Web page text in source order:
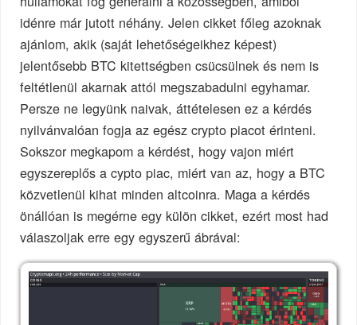
idénre már jutott néhány. Jelen cikket főleg azoknak
ajánlom, akik (saját lehetőségeikhez képest)
jelentősebb BTC kitettségben csücsülnek és nem is
feltétlenül akarnak attól megszabadulni egyhamar.
Persze ne legyünk naivak, áttételesen ez a kérdés
nyilvánvalóan fogja az egész crypto piacot érinteni.
Sokszor megkapom a kérdést, hogy vajon miért
egyszereplős a cypto piac, miért van az, hogy a BTC
közvetlenül kihat minden altcoinra. Maga a kérdés
önállóan is megérne egy külön cikket, ezért most had
válaszoljak erre egy egyszerű ábrával: